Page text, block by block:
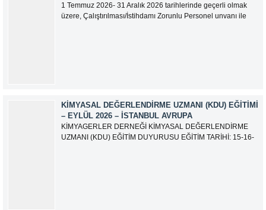
1 Temmuz 2026- 31 Aralık 2026 tarihlerinde geçerli olmak
üzere, Çalıştırılması/İstihdamı Zorunlu Personel unvanı ile
KIMYASAL DEĞERLENDIRME UZMANI (KDU) EĞITIMI
– EYLÜL 2026 – İSTANBUL AVRUPA
KİMYAGERLER DERNEĞİ KİMYASAL DEĞERLENDİRME
UZMANI (KDU) EĞİTİM DUYURUSU EĞİTİM TARİHİ: 15-16-